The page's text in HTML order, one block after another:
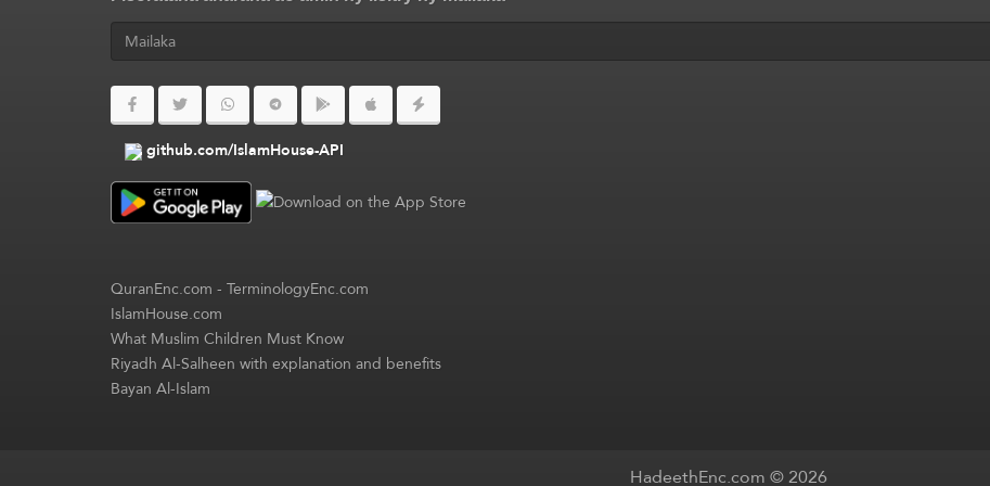
github.com/IslamHouse-API
QuranEnc.com-TerminologyEnc.com
IslamHouse.com
What Muslim Children Must Know
Riyadh Al-Salheen with explanation and benefits
Bayan Al-Islam
HadeethEnc.com © 2026